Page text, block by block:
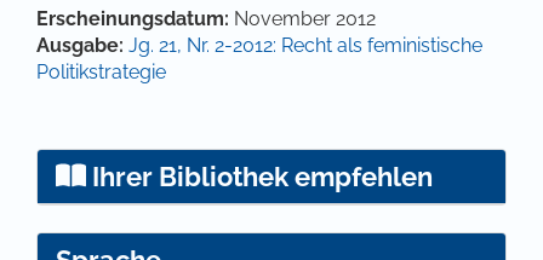
Hauptsächlicher Artikelinhalt
Artikel-Details
Erscheinungsdatum: November 2012
Ausgabe: Jg. 21, Nr. 2-2012: Recht als feministische
Politikstrategie
Ihrer Bibliothek empfehlen